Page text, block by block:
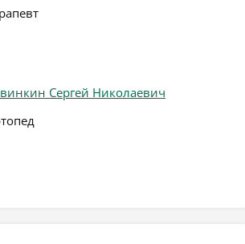
Сергей Николаевич